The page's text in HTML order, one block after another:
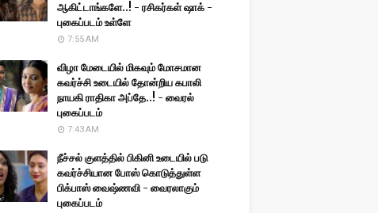
ஆகிட்டாங்களே..! - ரசிகர்கள் ஷாக் -
புகைப்படம் உள்ளே
7:55 AM
விழா மேடையில் மிகவும் மோசமான
கவர்ச்சி உடையில் தோன்றிய கபாலி
நாயகி ராதிகா அப்தே..! - வைரல்
புகைப்படம்
7:43 AM
நீச்சல் குளத்தில் பிகினி உடையில் படு
கவர்ச்சியான போஸ் கொடுத்துள்ள
பிக்பாஸ் வைஷ்ணவி - வைரலாகும்
புகைப்படம்